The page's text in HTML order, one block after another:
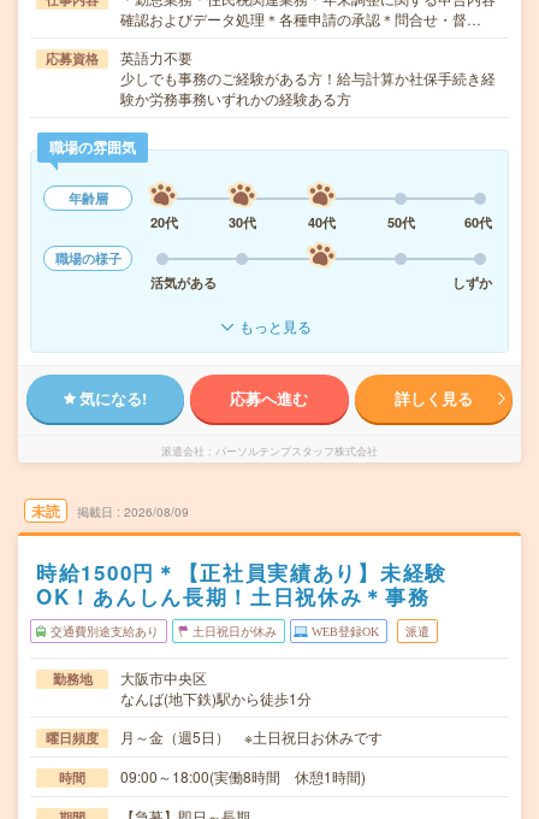
確認およびデータ処理＊各種申請の承認＊問合せ・督…
応募資格
英語力不要
少しでも事務のご経験がある方！給与計算か社保手続き経
験か労務事務いずれかの経験ある方
職場の雰囲気
年齢層
20代
30代 40代 50代
60代
職場の様子
活気がある
しずか
もっと見る
気になる! 応募へ進む 詳しく見る
派遣会社 パーソルテンプスタッフ株式会社
未読 掲載日 2026/08/09
時給1500円＊【正社員実績あり】未経験
OK！あんしん長期！土日祝休み＊事務
交通費別途支給あり 土日祝日が休み WEB登録OK 派遣
勤務地
大阪市中央区
なんば(地下鉄)駅から徒歩1分
曜日頻度 月～金（週5日） ※土日祝日お休みです
時間 09:00～18:00(実働8時間 休憩1時間)